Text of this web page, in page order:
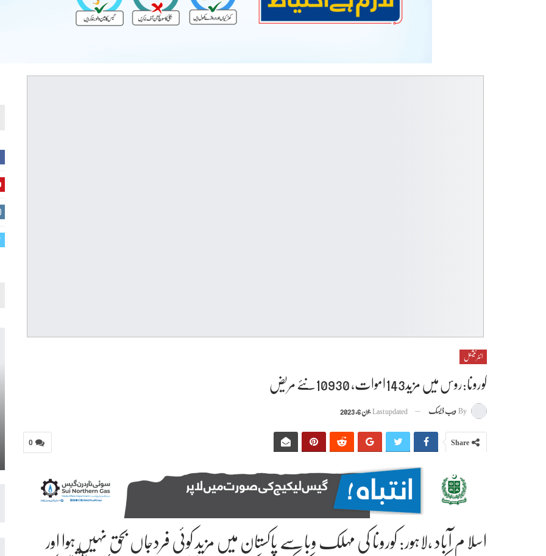
انٹرنیشنل
کورونا:روس میں مزید143اموات، 10930نئے مریض
By ویب ڈیسک Last updated جون 6, 2023
0 Share
اسلا م آباد ،لاہور: کورونا کی مہلک وباسے پاکستان میں مزید کوئی فردجاں بحق نہیں ہوا اور